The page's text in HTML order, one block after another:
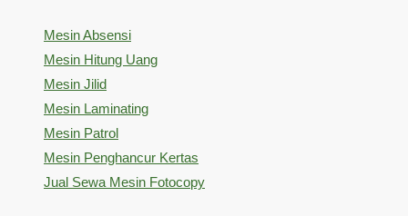
Mesin Absensi
Mesin Hitung Uang
Mesin Jilid
Mesin Laminating
Mesin Patrol
Mesin Penghancur Kertas
Jual Sewa Mesin Fotocopy